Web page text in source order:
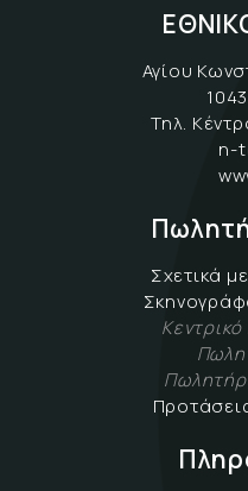
Αγίου
Τηλ.
n-
Σχετικά